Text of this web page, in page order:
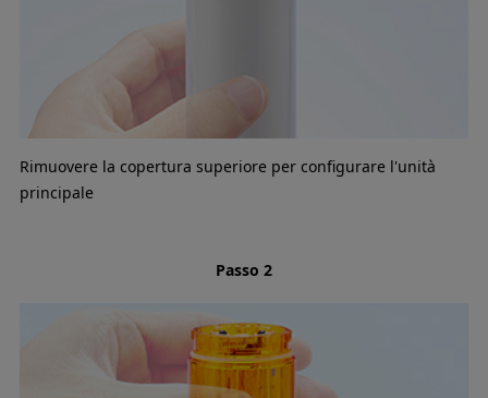
Rimuovere la copertura superiore per configurare l'unità
principale
Passo 2